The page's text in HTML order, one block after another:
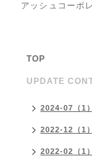
アッシュコーポ
TOP
UPDATE
2024-07（1）
2022-12（1）
2022-02（1）